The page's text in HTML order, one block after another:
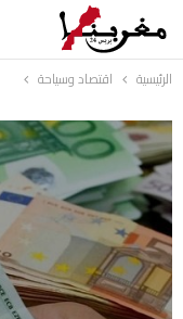
الرئيسية اقتصاد وسياحة